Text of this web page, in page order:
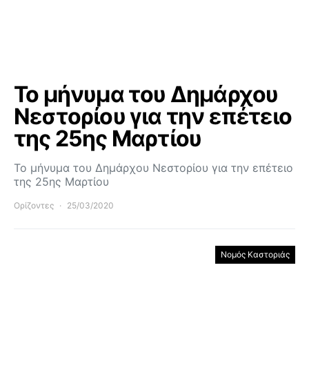
Το μήνυμα του Δημάρχου
Νεστορίου για την επέτειο
της 25ης Μαρτίου
Το μήνυμα του Δημάρχου Νεστορίου για την επέτειο
της 25ης Μαρτίου
Ορίζοντες 25/03/2020
Νομός Καστοριάς